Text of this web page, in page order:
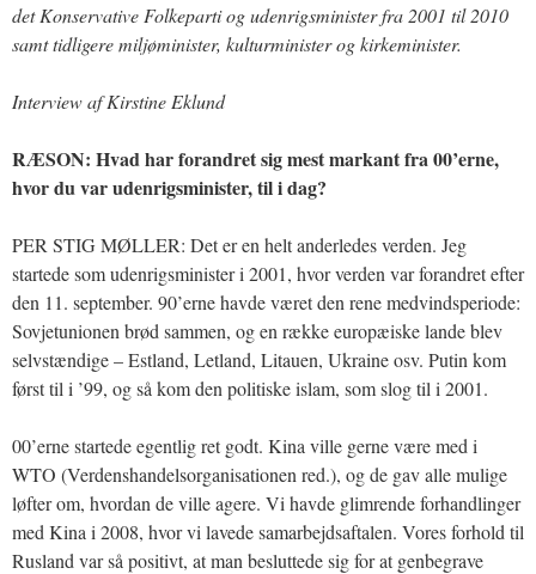
det Konservative Folkeparti og udenrigsminister fra 2001 til 2010
samt tidligere miljøminister, kulturminister og kirkeminister.
Interview af Kirstine Eklund
RÆSON: Hvad har forandret sig mest markant fra 00’erne,
hvor du var udenrigsminister, til i dag?
PER STIG MØLLER: Det er en helt anderledes verden. Jeg
startede som udenrigsminister i 2001, hvor verden var forandret efter
den 11. september. 90’erne havde været den rene medvindsperiode:
Sovjetunionen brød sammen, og en række europæiske lande blev
selvstændige – Estland, Letland, Litauen, Ukraine osv. Putin kom
først til i ’99, og så kom den politiske islam, som slog til i 2001.
00’erne startede egentlig ret godt. Kina ville gerne være med i
WTO (Verdenshandelsorganisationen red.), og de gav alle mulige
løfter om, hvordan de ville agere. Vi havde glimrende forhandlinger
med Kina i 2008, hvor vi lavede samarbejdsaftalen. Vores forhold til
Rusland var så positivt, at man besluttede sig for at genbegrave